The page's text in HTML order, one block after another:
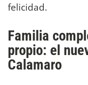
felicidad.
Familia
propio: el
Calamaro